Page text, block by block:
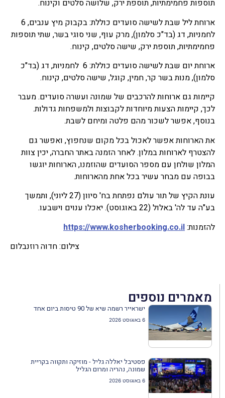
תוספות פחמימתיות, תוספת ירק, שלושה סלטים וקינוח.
ארוחת ליל שבת לשישה סועדים כוללת: בקבוק מיץ ענבים, 6
לחמניות, דג (בד"כ סלמון), מרק עוף, שני סוגי בשר, שתי תוספות
פחמימתיות, תוספת ירק, שישה סלטים, קינוח.
ארוחת יום שבת לשישה סועדים כוללת: 6 לחמניות, דג (בד"כ
סלמון), מנות בשר קר, חמין, קוגל, שישה סלטים, קינוח.
קיימות גם ארוחות להרכבים של שמונה ועשרה סועדים. מעבר
לכך, קיימות הצעות מיוחדות לקבוצות ולמשפחות גדולות.
בנוסף, אפשר לשכור מהם פלטה ומיחם לשבת.
את הארוחות אפשר לאכול בכל מקום שנחפוץ, ואפשר גם
להצטרף לארוחות במלון. לאחר הזמנה באתר החברה, יכין צוות
המלון שולחן עם מספר הסועדים שהוזמנו, הארוחות יוגשו
בבופה עם מבחר עשיר בכל אחת מהארוחות.
עונת הקיץ של תור עולם נפתחת בח' סיוון (27 ליוני), ותמשך
בע"ה עד לה' באלול (22 באוגוסט). יאכלו ענוים וישבעו.
להזמנות:https://www.kosherbooking.co.il
צילום: חדוה רוזנבלום
מאמרים נוספים
ישראייר רשמה שיא של 90 טיסות ביום אחד
6 באוגוסט 2026
פסטיבל יאללה גליל - מוזיקה ותקווה בקריית
שמונה, נהריה ומרום הגליל
6 באוגוסט 2026